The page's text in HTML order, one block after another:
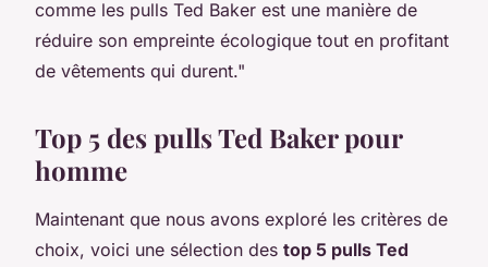
comme les pulls Ted Baker est une manière de
réduire son empreinte écologique tout en profitant
de vêtements qui durent."
Top 5 des pulls Ted Baker pour
homme
Maintenant que nous avons exploré les critères de
choix, voici une sélection des top 5 pulls Ted